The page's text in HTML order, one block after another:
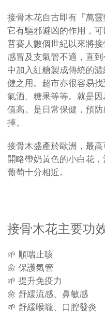
接骨木花自古即有『萬
它有驅邪避凶的作用，
普賽人數個世紀以來將
感冒及支氣管不適，直
中加入紅糖製成傳統的
健之用。超市亦很容易找
氣酒、糖果等等。就是
值高。是日常保健，預
擇。
接骨木盛產於歐洲，最
開略帶奶黃色的小白花
葡萄十分相近。
接骨木花主要功
🌱 順喘止咳
🌼 保護氣管
🌱 提升免疫力
🌼 舒緩流感、鼻敏感
🌱 舒緩喉嚨、口腔發炎